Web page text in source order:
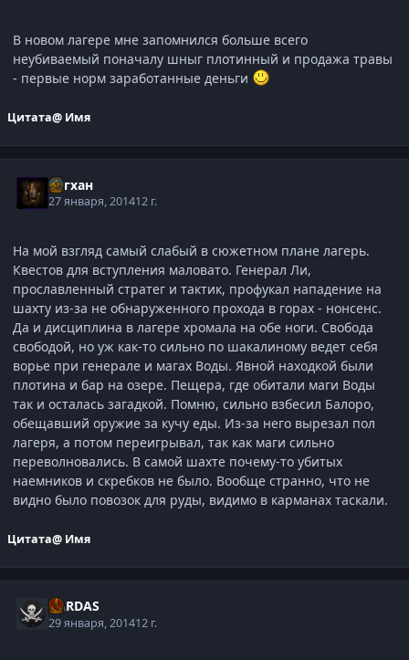
В новом лагере мне запомнился больше всего
неубиваемый поначалу шныг плотинный и продажа травы
- первые норм заработанные деньги
Цитата@ Имя
Асгхан
27 января, 201412 г.
На мой взгляд самый слабый в сюжетном плане лагерь.
Квестов для вступления маловато. Генерал Ли,
прославленный стратег и тактик, профукал нападение на
шахту из-за не обнаруженного прохода в горах - нонсенс.
Да и дисциплина в лагере хромала на обе ноги. Свобода
свободой, но уж как-то сильно по шакалиному ведет себя
ворье при генерале и магах Воды. Явной находкой были
плотина и бар на озере. Пещера, где обитали маги Воды
так и осталась загадкой. Помню, сильно взбесил Балоро,
обещавший оружие за кучу еды. Из-за него вырезал пол
лагеря, а потом переигрывал, так как маги сильно
переволновались. В самой шахте почему-то убитых
наемников и скребков не было. Вообще странно, что не
видно было повозок для руды, видимо в карманах таскали.
Цитата@ Имя
XARDAS
29 января, 201412 г.